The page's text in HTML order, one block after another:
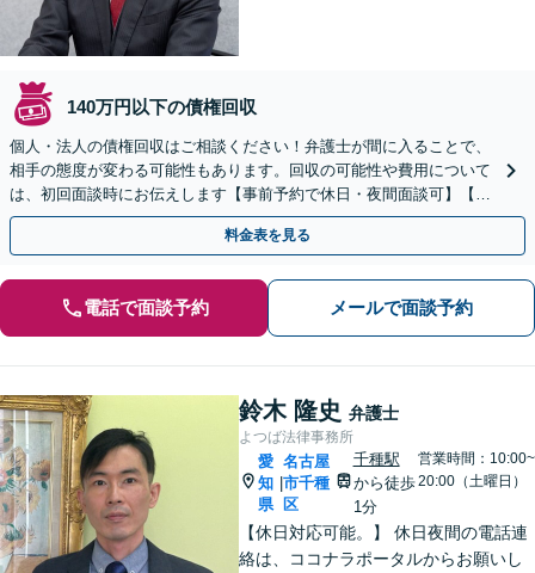
140万円以下の債権回収
個人・法人の債権回収はご相談ください！弁護士が間に入ることで、
相手の態度が変わる可能性もあります。回収の可能性や費用について
は、初回面談時にお伝えします【事前予約で休日・夜間面談可】【上
小田井駅1分】
料金表を見る
電話で面談予約 メールで面談予約
鈴木 隆史 弁護士
よつば法律事務所
愛
知
県
|
名古屋
市千種
区
千種駅
から徒歩
1分
営業時間：10:00~
20:00（土曜日）
【休日対応可能。】 休日夜間の電話連
絡は、ココナラポータルからお願いし